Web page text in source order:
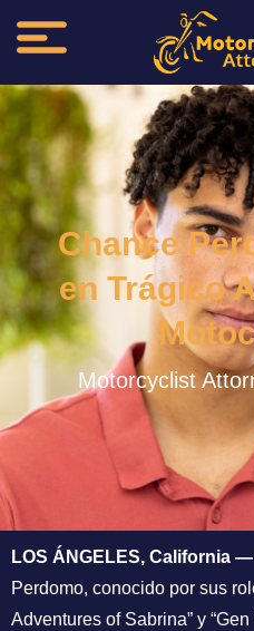
Chance
en Trágico
Motorcyclist
LOS ÁNGELES, California —
Perdomo, conocido por sus
Adventures of Sabrina” y